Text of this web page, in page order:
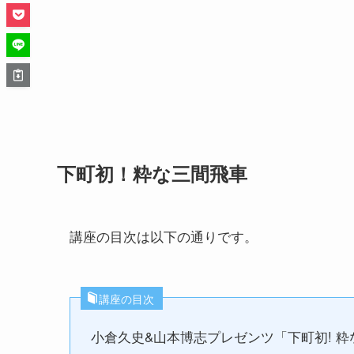
下町初！粋な三間飛車
講座の目次は以下の通りです。
講座の目次
小倉久史&山本博志プレゼンツ「下町初! 粋